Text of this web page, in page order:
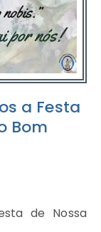
a Festa
Bom
de Nossa